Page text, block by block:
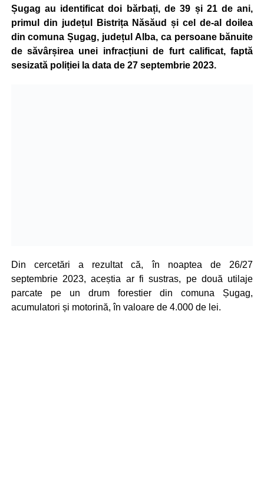
Șugag au identificat doi bărbați, de 39 și 21 de ani,
primul din județul Bistrița Năsăud și cel de-al doilea
din comuna Șugag, județul Alba, ca persoane bănuite
de săvârșirea unei infracțiuni de furt calificat, faptă
sesizată poliției la data de 27 septembrie 2023.
Din cercetări a rezultat că, în noaptea de 26/27
septembrie 2023, aceștia ar fi sustras, pe două utilaje
parcate pe un drum forestier din comuna Șugag,
acumulatori și motorină, în valoare de 4.000 de lei.